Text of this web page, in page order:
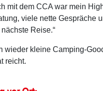
mit dem CCA war mein
viele nette Gespräche
Reise.“
wieder kleine Camping-
reicht.